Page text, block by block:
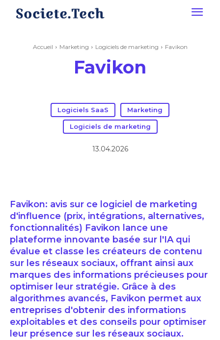
Accueil Marketing Logiciels de marketing Favikon
Favikon
Logiciels SaaS Marketing
Logiciels de marketing
13.04.2026
Favikon: avis sur ce logiciel de marketing
d'influence (prix, intégrations, alternatives,
fonctionnalités) Favikon lance une
plateforme innovante basée sur l'IA qui
évalue et classe les créateurs de contenu
sur les réseaux sociaux, offrant ainsi aux
marques des informations précieuses pour
optimiser leur stratégie. Grâce à des
algorithmes avancés, Favikon permet aux
entreprises d'obtenir des informations
exploitables et des conseils pour optimiser
leur présence sur les réseaux sociaux.